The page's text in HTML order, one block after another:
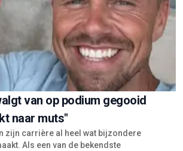
van op podium gegooid
naar muts"
zijn carrière al heel wat bijzondere
Als een van de bekendste